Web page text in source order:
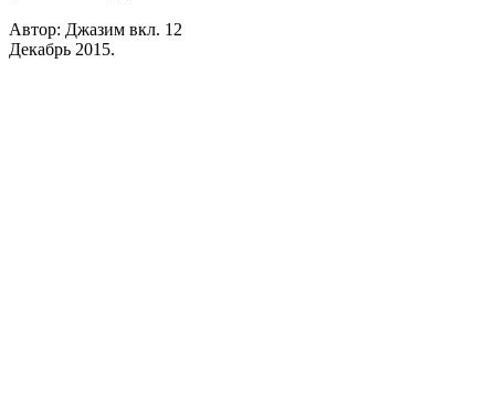
Автор: Джазим вкл. 12
Декабрь 2015.